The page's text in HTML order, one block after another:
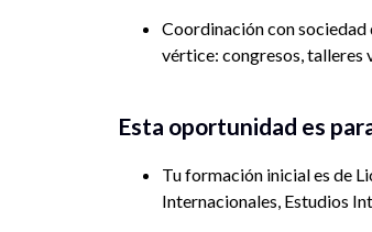
Coordinación con
vértice: congresos, talleres
Esta oportunidad es
Tu formación inicial es de
Internacionales, Estudios